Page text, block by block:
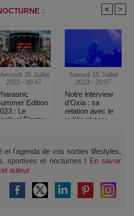
: < >
26 Juillet
2023 - 00:47
Edition
: Le
Électro
Samedi 15 Juillet
2023 - 20:07
Notre interview
d'Oxia : sa
relation avec le
public et ses
et l'agenda de vos sorties lifestyles,
sportives et nocturnes ! En savoir
auteur